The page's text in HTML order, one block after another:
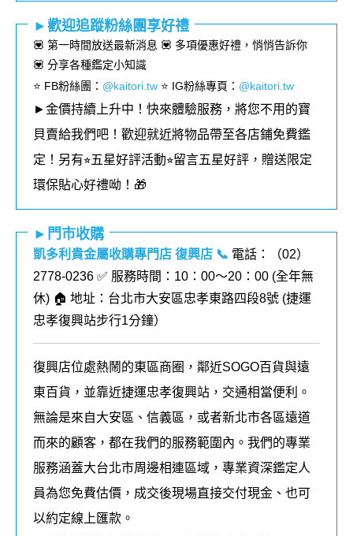
►歡迎追蹤粉絲團享好禮
💟 第一時間放送最新消息 💟 多項優惠好禮，悄悄告訴你
💟 分享各種鑑定小知識
⭐️ FB粉絲團 ： @kaitori.tw ⭐️ IG粉絲專頁 ： @kaitori.tw
►金價持續上升中！快來體驗服務，將您不用的寶
貝賣給我們吧！歡迎就近將物品帶至各店鋪免費鑑
定！ 另有⭐︎五星好評活動⭐︎留言五星好評，贈送限定
環保貼心好禮呦！🎁
►門市收購
凱多利貴金屬收購專門店 復興店 📞 電話：（02）
2778-0236 ✅ 服務時間：10：00～20：00 (全年無
休) 🏠 地址：台北市大安區忠孝東路四段8號 (捷運
忠孝復興站步行1分鐘）
復興店位處熱鬧的東區商圈，鄰近SOGO百貨與遠
東百貨，並靠近捷運忠孝復興站，交通相當便利。
無論是來自大安區、信義區，或者新北市各區遠道
而來的顧客，都在我們的服務範圍內。我們的專業
服務涵蓋大台北市周邊相連區域， 專業資深鑑定人
員為您免費估價，成交後現場直接交付現金、也可
以約定線上匯款。